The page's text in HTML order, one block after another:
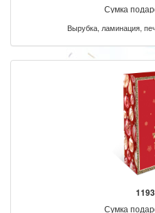
Сумка
Вырубка, ламинация,
Сумка